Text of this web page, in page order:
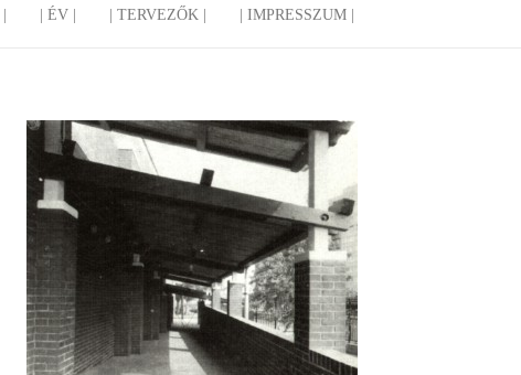
| ÉV | | TERVEZŐK | | IMPRESSZUM |